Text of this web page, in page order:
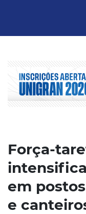
Força-
em
e